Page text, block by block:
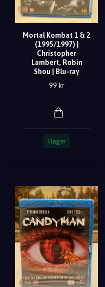
Mortal Kombat 1 & 2
(1995/1997) |
Christopher
Lambert, Robin
Shou | Blu-ray
99 kr
I lager